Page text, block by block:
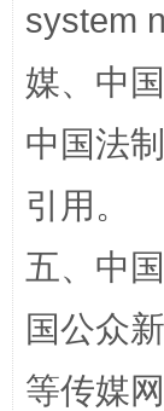
“蜀中
完善运
system
媒、中
中国法
引用。
五、中
国公众
等传媒